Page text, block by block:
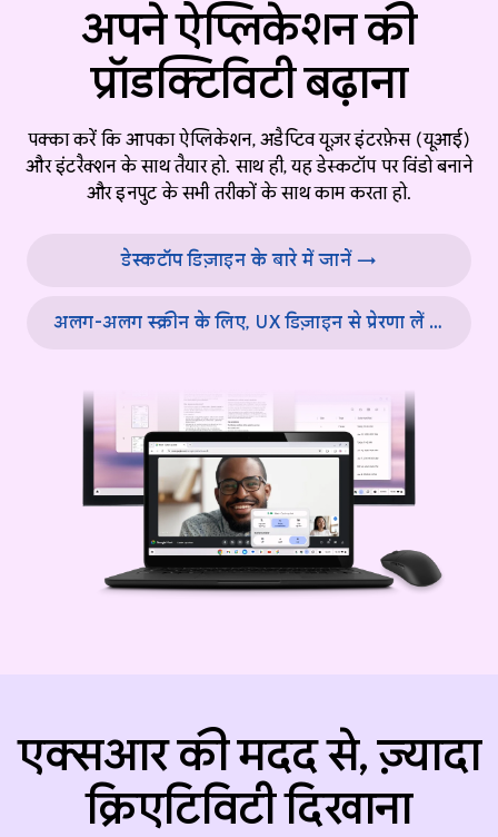
अपने ऐप्लिकेशन की
प्रॉडक्टिविटी बढ़ाना
पक्का करें कि आपका ऐप्लिकेशन, अडैप्टिव यूज़र इंटरफ़ेस (यूआई)
और इंटरैक्शन के साथ तैयार हो. साथ ही, यह डेस्कटॉप पर विंडो बनाने
और इनपुट के सभी तरीकों के साथ काम करता हो.
डेस्कटॉप डिज़ाइन के बारे में जानें →
अलग-अलग स्क्रीन के लिए, UX डिज़ाइन से प्रेरणा लें →
एक्सआर की मदद से, ज़्यादा
क्रिएटिविटी दिखाना